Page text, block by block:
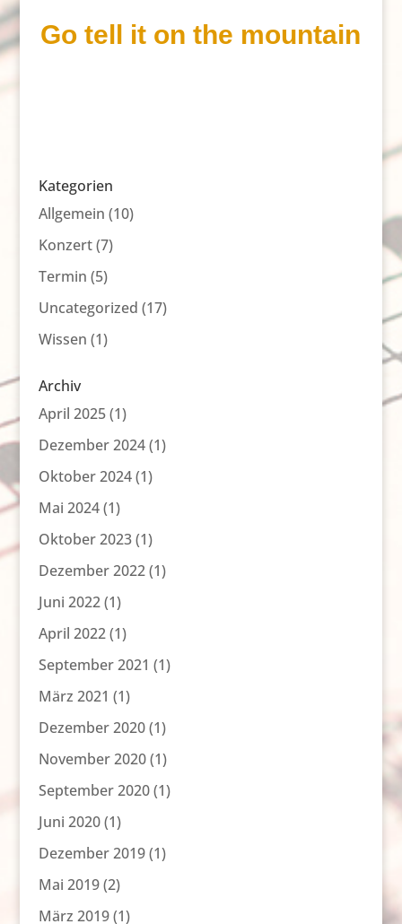
Go tell it on the mountain
Kategorien
Allgemein (10)
Konzert(7)
Termin (5)
Uncategorized (17)
Wissen (1)
Archiv
April 2025(1)
Dezember 2024(1)
Oktober 2024(1)
Mai 2024(1)
Oktober 2023(1)
Dezember 2022(1)
Juni 2022(1)
April 2022(1)
September 2021 (1)
März 2021 (1)
Dezember 2020(1)
November 2020(1)
September 2020(1)
Juni 2020(1)
Dezember 2019(1)
Mai 2019(2)
März 2019(1)